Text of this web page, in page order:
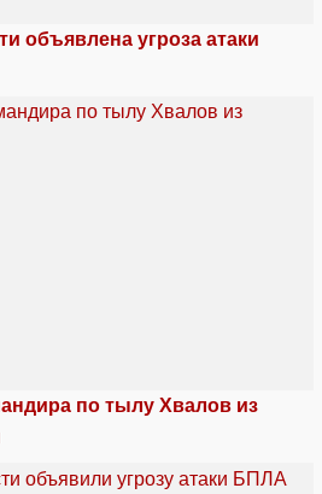
объявлена угроза атаки
по тылу Хвалов из